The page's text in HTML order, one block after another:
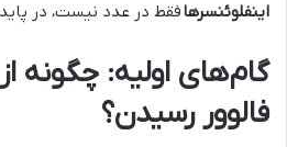
اینفلوئنسرهافقط در عدد نیست، در
فالوور رسیدن؟